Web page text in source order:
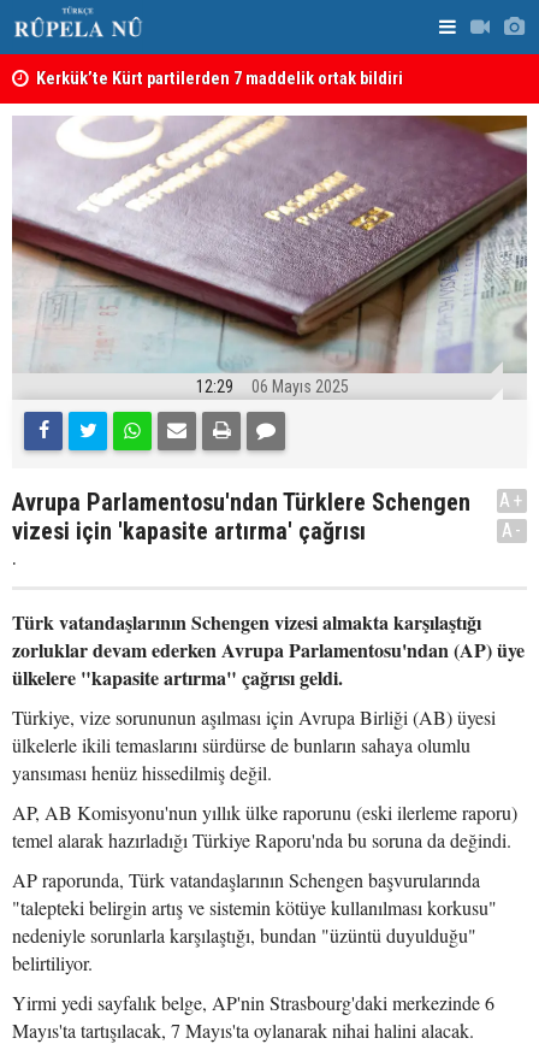
Kerkük’te Kürt partilerden 7 maddelik ortak bildiri
12:29 06 Mayıs 2025
Avrupa Parlamentosu'ndan Türklere Schengen
vizesi için 'kapasite artırma' çağrısı
.
A+
A-
Türk vatandaşlarının Schengen vizesi almakta karşılaştığı
zorluklar devam ederken Avrupa Parlamentosu'ndan (AP) üye
ülkelere "kapasite artırma" çağrısı geldi.
Türkiye, vize sorununun aşılması için Avrupa Birliği (AB) üyesi
ülkelerle ikili temaslarını sürdürse de bunların sahaya olumlu
yansıması henüz hissedilmiş değil.
AP, AB Komisyonu'nun yıllık ülke raporunu (eski ilerleme raporu)
temel alarak hazırladığı Türkiye Raporu'nda bu soruna da değindi.
AP raporunda, Türk vatandaşlarının Schengen başvurularında
"talepteki belirgin artış ve sistemin kötüye kullanılması korkusu"
nedeniyle sorunlarla karşılaştığı, bundan "üzüntü duyulduğu"
belirtiliyor.
Yirmi yedi sayfalık belge, AP'nin Strasbourg'daki merkezinde 6
Mayıs'ta tartışılacak, 7 Mayıs'ta oylanarak nihai halini alacak.